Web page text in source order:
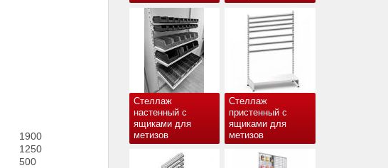
Стеллаж
настенный с
ящиками для
метизов
Стеллаж
пристенный с
ящиками для
метизов
1900
1250
500